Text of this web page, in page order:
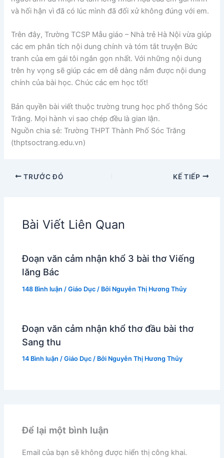
và hối hận vì đã có lúc mình đã đối xử không đúng với em.
Trên đây, Trường TCSP Mẫu giáo – Nhà trẻ Hà Nội vừa giúp
các em phân tích nội dung chính và tóm tắt truyện Bức
tranh của em gái tôi ngắn gọn nhất. Với những nội dung
trên hy vọng sẽ giúp các em dễ dàng nắm được nội dung
chính của bài học. Chúc các em học tốt!
Bản quyền bài viết thuộc trường trung học phổ thông Sóc
Trăng. Mọi hành vi sao chép đều là gian lận.
Nguồn chia sẻ: Trường THPT Thành Phố Sóc Trăng
(thptsoctrang.edu.vn)
TRƯỚC ĐÓ KẾ TIẾP
Bài Viết Liên Quan
Đoạn văn cảm nhận khổ 3 bài thơ Viếng
lăng Bác
148 Bình luận /Giáo Dục / Bởi Nguyễn Thị Hương Thủy
Đoạn văn cảm nhận khổ thơ đầu bài thơ
Sang thu
14 Bình luận /Giáo Dục / Bởi Nguyễn Thị Hương Thủy
Để lại một bình luận
Email của bạn sẽ không được hiển thị công khai.